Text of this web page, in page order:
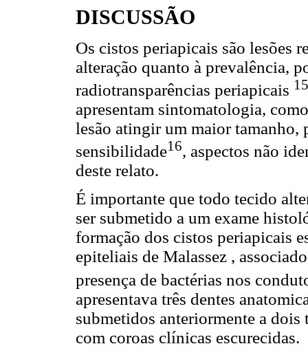
DISCUSSÃO
Os cistos periapicais são lesões
alteração quanto à prevalência,
radiotransparências periapicais
apresentam sintomatologia,
lesão atingir um maior tamanho,
sensibilidade16, aspectos não
deste relato.
É importante que todo tecido
ser submetido a um exame
formação dos cistos periapicais
epiteliais de Malassez ,
presença de bactérias nos
apresentava três dentes
submetidos anteriormente a dois
com coroas clínicas escurecidas.